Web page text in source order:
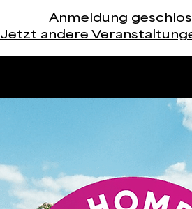
Anmeldung
Jetzt andere